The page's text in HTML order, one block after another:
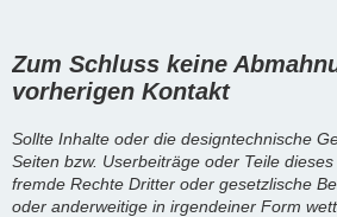
Zum Schluss keine
vorherigen Kontakt
Sollte Inhalte oder die designtechnische
Seiten bzw. Userbeiträge oder Teile
fremde Rechte Dritter oder gesetzlische
oder anderweitige in irgendeiner Form